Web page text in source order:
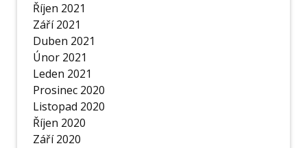
Říjen 2021
Září 2021
Duben 2021
Únor 2021
Leden 2021
Prosinec 2020
Listopad 2020
Říjen 2020
Září 2020